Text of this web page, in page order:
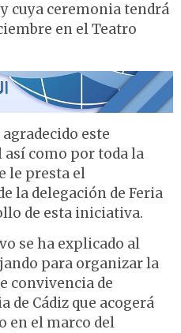
cuya ceremonia tendrá
en el Teatro
este
como por toda la
le presta el
la delegación de Feria
de esta iniciativa.
se ha explicado al
para organizar la
convivencia de
de Cádiz que acogerá
en el marco del